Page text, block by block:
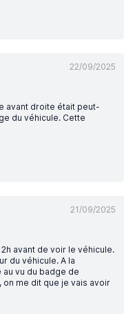
22/09/2025
avant droite était peut-
du véhicule. Cette
21/09/2025
avant de voir le véhicule.
du véhicule. A la
vu du badge de
me dit que je vais avoir